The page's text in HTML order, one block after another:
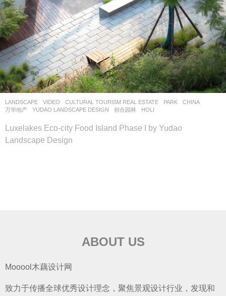
LANDSCAPE VIDEO CULTURAL TOURISM REAL ESTATE ,PARK
CHINA
万华地产
YUDAO LANDSCAPE DESIGN ,创合园林 HOLI
Luxelakes Eco-city Food Island Phase I by Yudao
Landscape Design
ABOUT US
Mooool木藕设计网
致力于传播全球优秀设计理念，聚焦景观设计行业，发现和